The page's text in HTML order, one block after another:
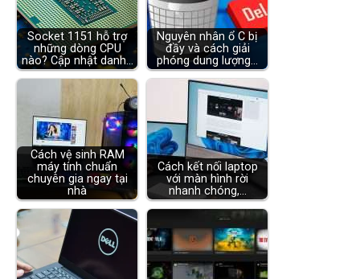
Socket 1151 hỗ trợ
những dòng CPU
nào? Cập nhật danh…
Nguyên nhân ổ C bị
đầy và cách giải
phóng dung lượng…
Cách vệ sinh RAM
máy tính chuẩn
chuyên gia ngay tại
nhà
Cách kết nối laptop
với màn hình rời
nhanh chóng,…